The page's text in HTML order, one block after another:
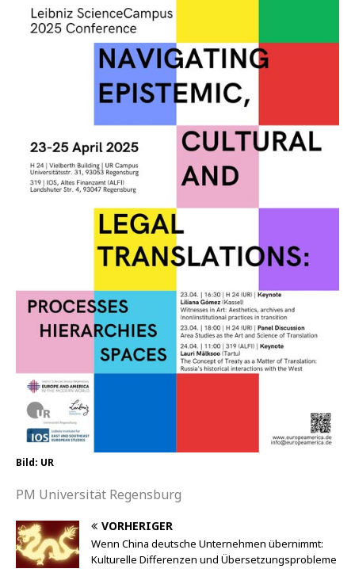
Bild: UR
PM Universität Regensburg
VORHERIGER
Wenn China deutsche Unternehmen übernimmt:
Kulturelle Differenzen und Übersetzungsprobleme